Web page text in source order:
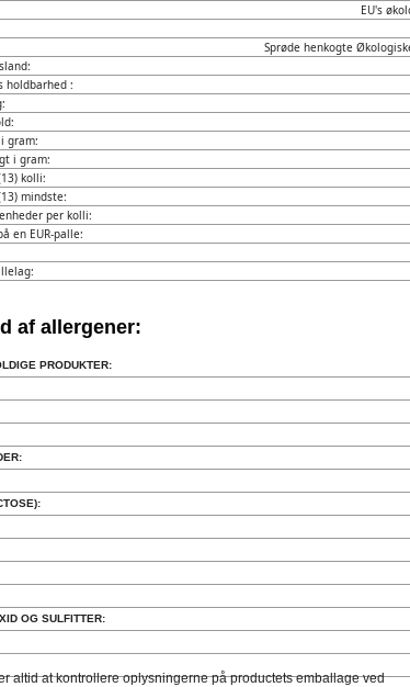
EU's
Sprøde henkogte
holdbarhed :
gram:
i gram:
kolli:
mindste:
per kolli:
en EUR-palle:
af allergener:
PRODUKTER:
OG SULFITTER:
at kontrollere oplysningerne på productets emballage ved